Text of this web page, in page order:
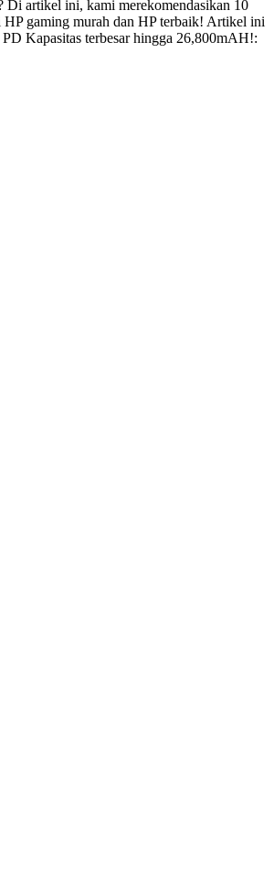
Di artikel ini, kami merekomendasikan 10
HP gaming murah dan HP terbaik! Artikel ini
Kapasitas terbesar hingga 26,800mAH!: